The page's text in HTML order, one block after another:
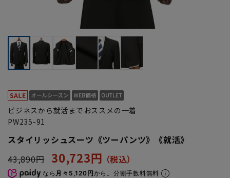
ビジネスから就活までおススメの一着
PW235-91
スタイリッシュスーツ《ツーパンツ》《就活》
43,890円 30,723円
なら 月々5,120円から。分割手数料無料